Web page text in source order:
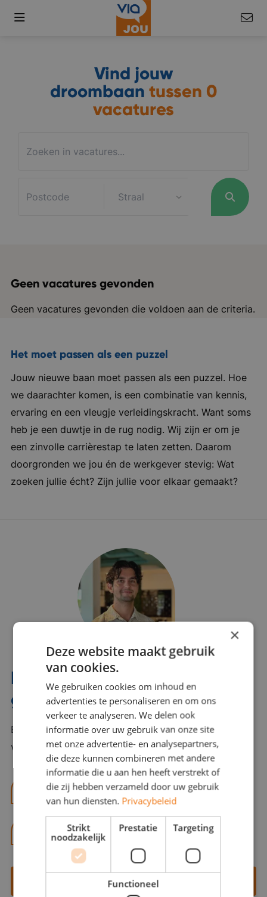
Vind jouw
droombaan tussen 0
vacatures
Geen vacatures gevonden
Geen vacatures gevonden die voldoen aan de criteria.
Het moet passen als een puzzel
Jouw nieuwe baan moet passen als een puzzel. Hoe
we daarachter komen, is een combinatie van kennis,
ervaring en een vleugje verleidingskracht. Want soms
heb je een duwtje in de rug nodig. Wij zijn er om je
een zinvolle carrièrestap te laten zetten. Daarom
doorgronden we jou én de werkgever stevig: Wat
zoeken jullie écht? Zijn jullie voor elkaar gemaakt?
Interesse? Benno helpt je
graag verder!
Bel of mail Benno met al jouw vragen. Benno staat
voor je klaar en helpt je graag!
benno@viajou.nl
06 13 28 62 71
Contact opnemen
×
Deze website maakt gebruik
van cookies.
We gebruiken cookies om inhoud en
advertenties te personaliseren en om ons
verkeer te analyseren. We delen ook
informatie over uw gebruik van onze site
met onze advertentie- en analysepartners,
die deze kunnen combineren met andere
informatie die u aan hen heeft verstrekt of
die zij hebben verzameld door uw gebruik
van hun diensten. Privacybeleid
Strikt
noodzakelijk
Prestatie Targeting
Functioneel